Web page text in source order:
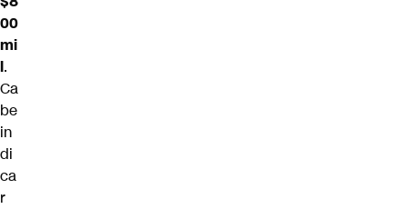
00
mi
l.
Ca
be
in
di
ca
r